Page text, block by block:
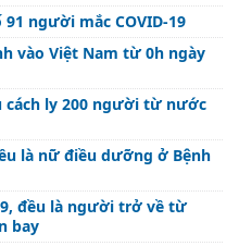
người mắc COVID-19
vào Việt Nam từ 0h ngày
cách ly 200 người từ nước
là nữ điều dưỡng ở Bệnh
đều là người trở về từ
bay